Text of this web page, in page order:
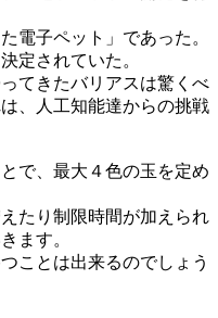
電子ペット」であった。
定されていた。
てきたバリアスは驚くべ
、人工知能達からの挑戦
で、最大４色の玉を定め
たり制限時間が加えられ
ます。
ことは出来るのでしょう